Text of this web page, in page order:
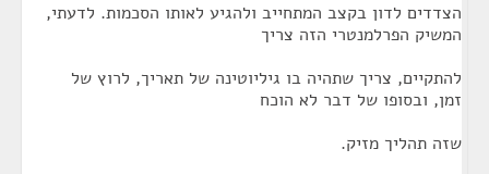
הצדדים לדון בקצב המתחייב ולהגיע לאותו הסכמות. לדעתי,
המשיק הפרלמנטרי הזה צריך
להתקיים, צריך שתהיה בו גיליוטינה של תאריך, לרוץ של
זמן, ובסופו של דבר לא הוכח
שזה תהליך מזיק.